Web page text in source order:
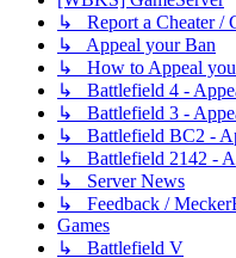
↳ Report a Cheater /
↳ Appeal your Ban
↳ How to Appeal
↳ Battlefield 4 -
↳ Battlefield 3 -
↳ Battlefield BC2 -
↳ Battlefield 2142 -
↳ Server News
↳ Feedback /
Games
↳ Battlefield V